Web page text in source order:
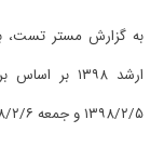
به گزارش مستر تست،
ارشد ۱۳۹۸
۱۳۹۸/۲/۵ و ﺟﻤﻌﻪ ۱۳۹۸/۲/۶ ﺑﺮﮔﺰار ﺧﻮاﻫﺪ ﺷﺪ.